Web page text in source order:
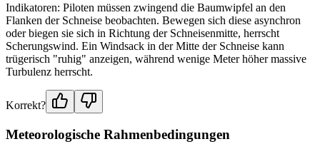
Indikatoren: Piloten müssen zwingend die Baumwipfel an den
Flanken der Schneise beobachten. Bewegen sich diese asynchron
oder biegen sie sich in Richtung der Schneisenmitte, herrscht
Scherungswind. Ein Windsack in der Mitte der Schneise kann
trügerisch "ruhig" anzeigen, während wenige Meter höher massive
Turbulenz herrscht.
Korrekt?
Meteorologische Rahmenbedingungen